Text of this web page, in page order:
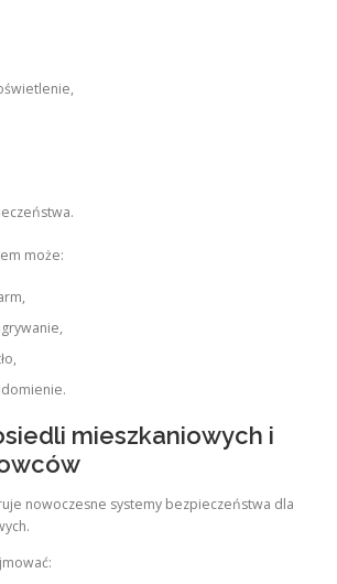
może:
mieszkaniowych i
nowoczesne systemy bezpieczeństwa dla